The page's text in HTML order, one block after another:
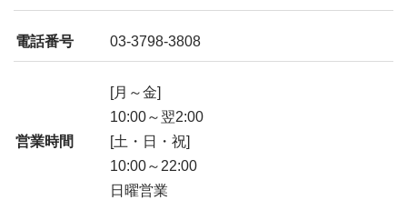
電話番号 03-3798-3808
営業時間
[月～金]
10:00～翌2:00
[土・日・祝]
10:00～22:00
日曜営業